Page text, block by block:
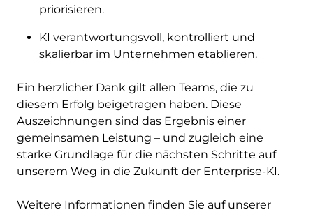
priorisieren.
KI verantwortungsvoll, kontrolliert und
skalierbar im Unternehmen etablieren.
Ein herzlicher Dank gilt allen Teams, die zu
diesem Erfolg beigetragen haben. Diese
Auszeichnungen sind das Ergebnis einer
gemeinsamen Leistung – und zugleich eine
starke Grundlage für die nächsten Schritte auf
unserem Weg in die Zukunft der Enterprise-KI.
Weitere Informationen finden Sie auf unserer